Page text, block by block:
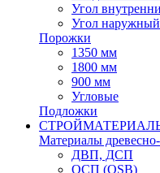
Угол
Угол наружный
Порожки
1350 мм
1800 мм
900 мм
Угловые
Подложки
Материалы
ДВП, ДСП
ОСП (OSB)